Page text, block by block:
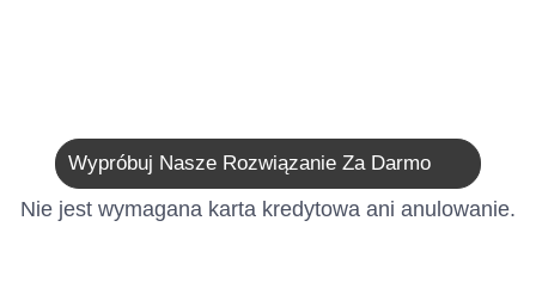
Wypróbuj Nasze Rozwiązanie Za Darmo
Nie jest wymagana karta kredytowa ani anulowanie.